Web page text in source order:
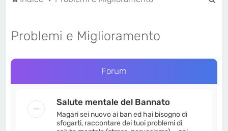
Problemi e Miglioramento
Forum
Salute mentale del Bannato
Magari sei nuovo ai ban ed hai bisogno di
sfogarti, raccontare dei tuoi problemi di